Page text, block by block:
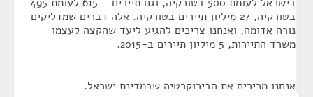
בטורקיה, 27 מיליון תיירים בטורקיה. אלה דברים שמדליקים
נורה אדומה, ואנחנו צריכים להגיע ליעד שהקצה לעצמו
משרד התיירות, 5 מיליון תיירים ב-2015.
אנחנו מכירים את הבירוקרטיה שבמדינת ישראל.